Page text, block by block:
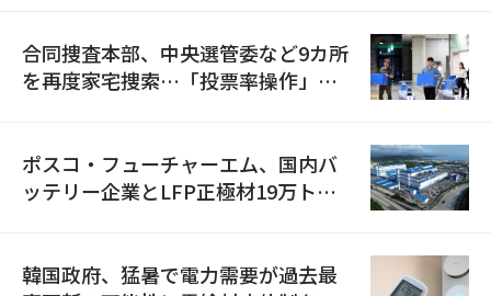
合同捜査本部、中央選管委など9カ所
を再度家宅捜索…「投票率操作」の
ポスコ・フューチャーエム、国内バ
ッテリー企業とLFP正極材19万トン
韓国政府、猛暑で電力需要が過去最